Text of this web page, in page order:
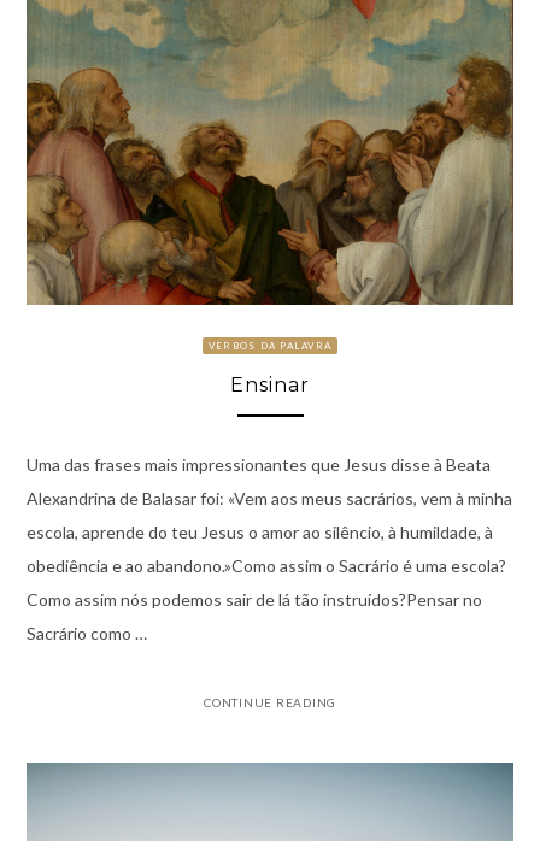
VERBOS DA PALAVRA
Ensinar
Uma das frases mais impressionantes que Jesus disse à Beata
Alexandrina de Balasar foi: «Vem aos meus sacrários, vem à minha
escola, aprende do teu Jesus o amor ao silêncio, à humildade, à
obediência e ao abandono.»Como assim o Sacrário é uma escola?
Como assim nós podemos sair de lá tão instruídos?Pensar no
Sacrário como …
CONTINUE READING